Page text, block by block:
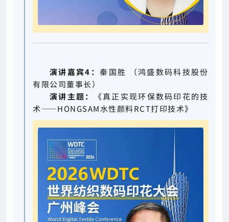
演讲嘉宾4：秦国胜 （鸿盛数码科技股份
有限公司董事长）
演讲主题：
《真正实现环保数码印花的技
术——HONGSAM水性颜料RCT打印技术》